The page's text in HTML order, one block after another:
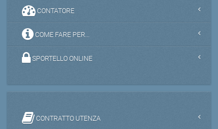
CONTATORE
COME FARE PER...
SPORTELLO ONLINE
CONTRATTO UTENZA